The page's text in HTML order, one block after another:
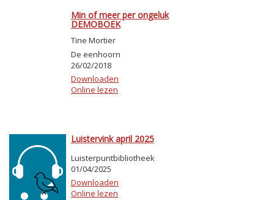
Min of meer per ongeluk
DEMOBOEK
Tine Mortier
De eenhoorn
26/02/2018
Downloaden
Online lezen
Luistervink april 2025
Luisterpuntbibliotheek
01/04/2025
Downloaden
Online lezen